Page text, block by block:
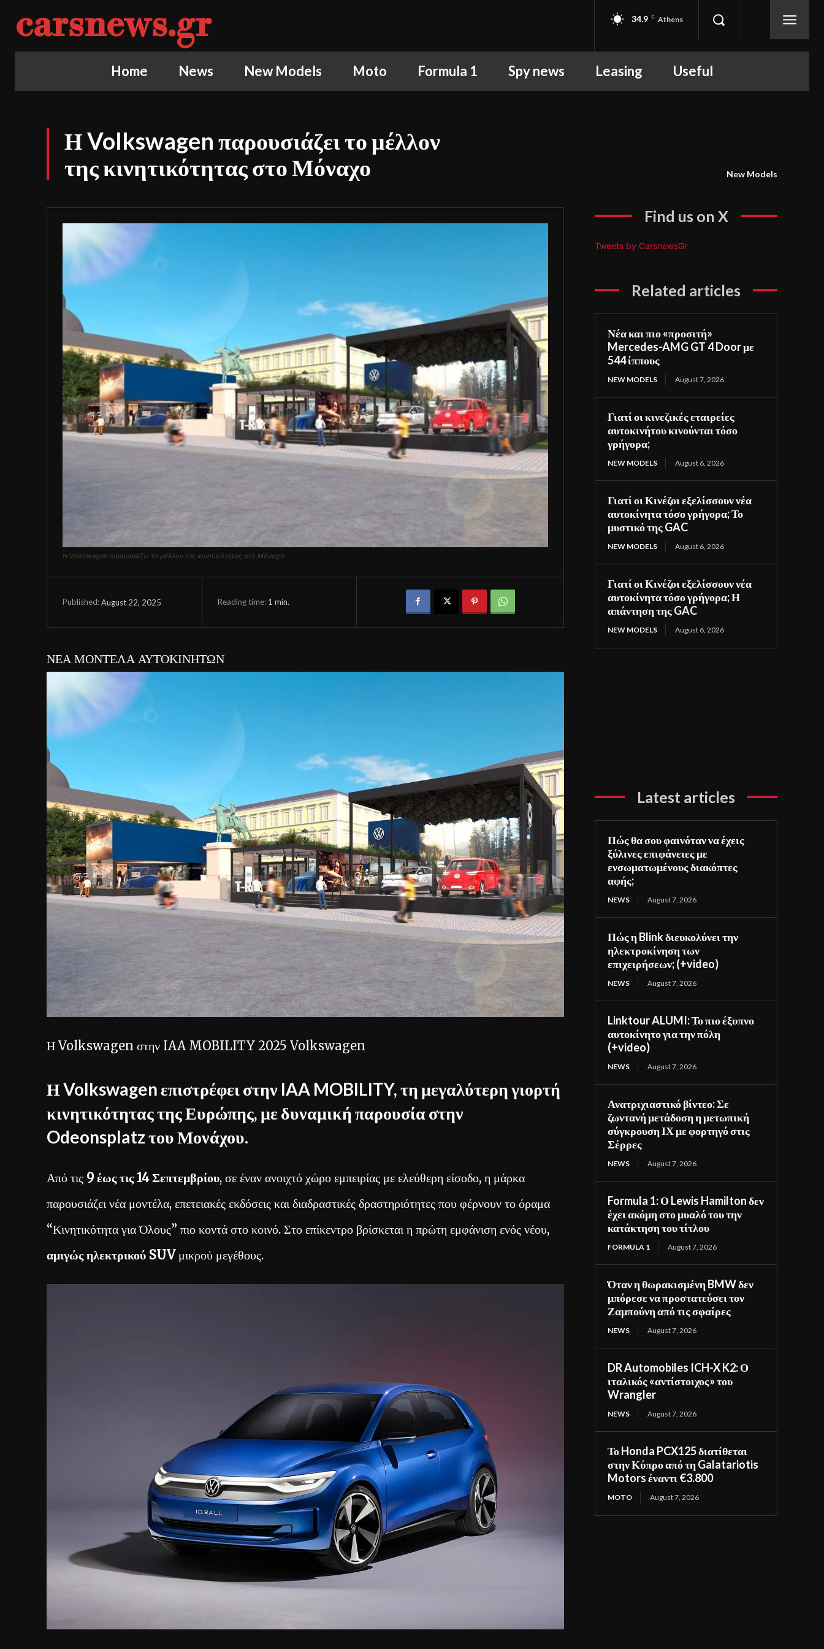
carsnews.gr 34.9 C Athens
Home News New Models Moto Formula 1 Spy news Leasing Useful
Η Volkswagen παρουσιάζει το μέλλον
της κινητικότητας στο Μόναχο
New Models
Η Volkswagen παρουσιάζει το μέλλον της κινητικότητας στο Μόναχο
Published:August 22, 2025 Reading time: 1 min.
ΝΕΑ ΜΟΝΤΕΛΑ ΑΥΤΟΚΙΝΗΤΩΝ
Η Volkswagen στην IAA MOBILITY 2025 Volkswagen
Η Volkswagen επιστρέφει στην IAA MOBILITY, τη μεγαλύτερη γιορτή
κινητικότητας της Ευρώπης, με δυναμική παρουσία στην
Odeonsplatz του Μονάχου.
Από τις 9 έως τις 14 Σεπτεμβρίου, σε έναν ανοιχτό χώρο εμπειρίας με ελεύθερη είσοδο, η μάρκα
παρουσιάζει νέα μοντέλα, επετειακές εκδόσεις και διαδραστικές δραστηριότητες που φέρνουν το όραμα
“Κινητικότητα για Όλους” πιο κοντά στο κοινό. Στο επίκεντρο βρίσκεται η πρώτη εμφάνιση ενός νέου,
αμιγώς ηλεκτρικού SUVμικρού μεγέθους.
Find us on X
Tweets by CarsnewsGr
Related articles
Νέα και πιο «προσιτή»
Mercedes-AMG GT 4 Door με
544 ίππους
NEW MODELS August 7, 2026
Γιατί οι κινεζικές εταιρείες
αυτοκινήτου κινούνται τόσο
γρήγορα;
NEW MODELS August 6, 2026
Γιατί οι Κινέζοι εξελίσσουν νέα
αυτοκίνητα τόσο γρήγορα; Το
μυστικό της GAC
NEW MODELS August 6, 2026
Γιατί οι Κινέζοι εξελίσσουν νέα
αυτοκίνητα τόσο γρήγορα; Η
απάντηση της GAC
NEW MODELS August 6, 2026
Latest articles
Πώς θα σου φαινόταν να έχεις
ξύλινες επιφάνειες με
ενσωματωμένους διακόπτες
αφής;
NEWS August 7, 2026
Πώς η Blink διευκολύνει την
ηλεκτροκίνηση των
επιχειρήσεων; (+video)
NEWS August 7, 2026
Linktour ALUMI: Το πιο έξυπνο
αυτοκίνητο για την πόλη
(+video)
NEWS August 7, 2026
Ανατριχιαστικό βίντεο: Σε
ζωντανή μετάδοση η μετωπική
σύγκρουση ΙΧ με φορτηγό στις
Σέρρες
NEWS August 7, 2026
Formula 1: Ο Lewis Hamilton δεν
έχει ακόμη στο μυαλό του την
κατάκτηση του τίτλου
FORMULA 1 August 7, 2026
Όταν η θωρακισμένη BMW δεν
μπόρεσε να προστατεύσει τον
Ζαμπούνη από τις σφαίρες
NEWS August 7, 2026
DR Automobiles ICH-X K2: Ο
ιταλικός «αντίστοιχος» του
Wrangler
NEWS August 7, 2026
Το Honda PCX125 διατίθεται
στην Κύπρο από τη Galatariotis
Motors έναντι €3.800
MOTO August 7, 2026